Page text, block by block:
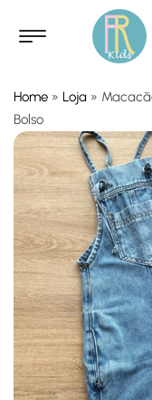
Home » Loja »
Bolso